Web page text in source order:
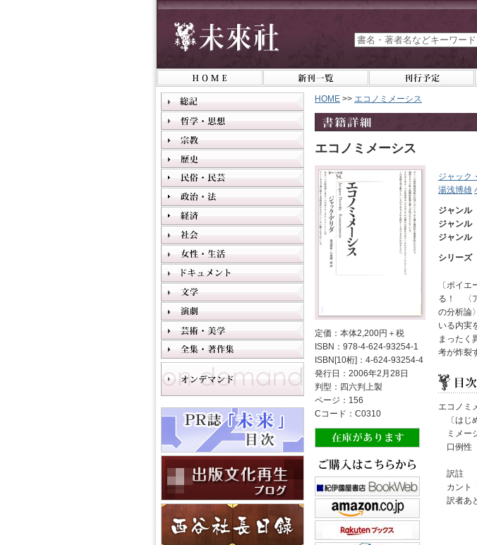
HOME >> エコノミメーシス
エコノミメーシス
定価：本体2,200円＋税
ISBN：978-4-624-93254-1
ISBN[10桁]：4-624-93254-4
発行日：2006年2月28日
判型：四六判上製
ページ：156
Cコード：C0310
ジャック
湯浅博雄
ジャンル
ジャンル
ジャンル
シリーズ
〔ポイ
る！ 〈
の分析論
いる内実
まった
考が炸裂
エコノミ
〔はじ
ミメー
口例性
訳註
カント
訳者あ